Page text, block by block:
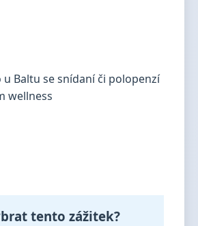
tento zážitek?